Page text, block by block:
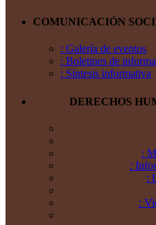
COMUNICACIÓN
: Galería de eventos
: Boletines de
: Síntesis informativa
DERECHOS
:
:
:
: